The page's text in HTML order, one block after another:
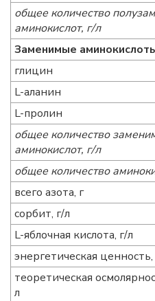
общее количество
аминокислот, г/л
Заменимые
глицин
L-аланин
L-пролин
общее количество
аминокислот, г/л
общее количество
всего азота, г
сорбит, г/л
L-яблочная кислота, г/л
энергетическая
теоретическая
л